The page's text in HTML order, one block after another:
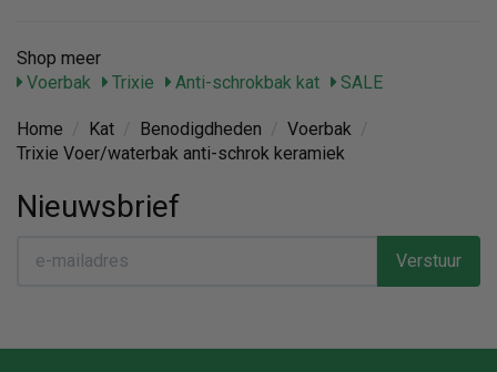
Shop meer
Voerbak
Trixie Anti-schrokbak kat SALE
Home Kat Benodigdheden Voerbak
Trixie Voer/waterbak anti-schrok keramiek
Nieuwsbrief
Verstuur